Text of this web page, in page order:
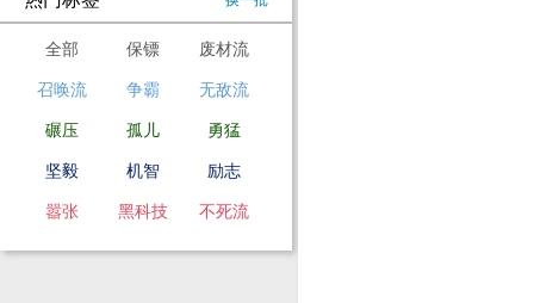
全部 保镖 废材流
召唤流 争霸 无敌流
碾压 孤儿 勇猛
坚毅 机智 励志
嚣张 黑科技 不死流